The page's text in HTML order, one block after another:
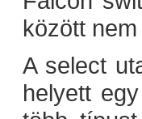
között
A select
helyett